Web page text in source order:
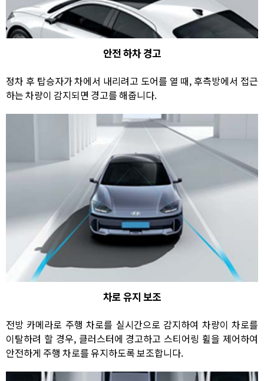
안전 하차 경고
정차 후 탑승자가 차에서 내리려고 도어를 열 때, 후측방에서 접근
하는 차량이 감지되면 경고를 해줍니다.
차로 유지 보조
전방 카메라로 주행 차로를 실시간으로 감지하여 차량이 차로를
이탈하려 할 경우, 클러스터에 경고하고 스티어링 휠을 제어하여
안전하게 주행 차로를 유지하도록 보조합니다.